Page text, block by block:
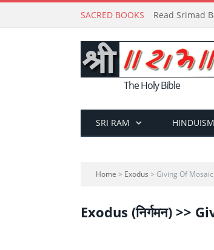
SACRED BOOKS Read Srimad
The Holy Bible
SRI RAM HINDUISM
Home > Exodus > Giving Of
Exodus (निर्गमन) >>